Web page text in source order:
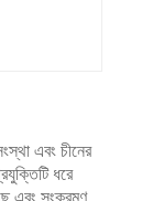
এবং চীনের
ধরে
এবং সংক্রমণ